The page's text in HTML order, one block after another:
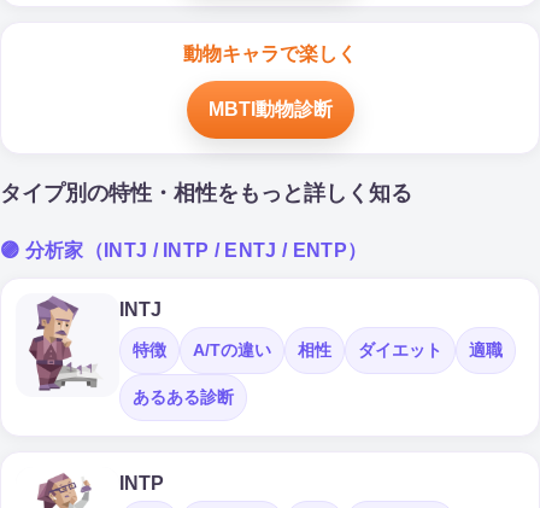
動物キャラで楽しく
MBTI動物診断
タイプ別の特性・相性をもっと詳しく知る
🟣 分析家（INTJ / INTP / ENTJ / ENTP）
INTJ
特徴 A/Tの違い 相性 ダイエット 適職
あるある診断
INTP